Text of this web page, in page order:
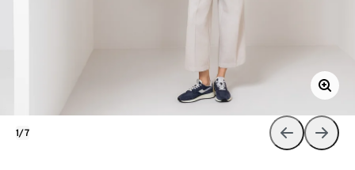
1/7